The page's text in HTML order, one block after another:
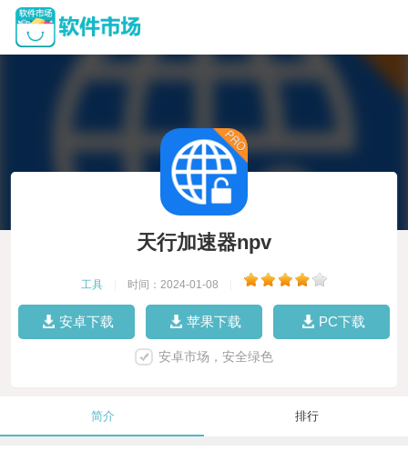
天行加速器npv
工具 时间：2024-01-08
安卓下载 苹果下载 PC下载
安卓市场，安全绿色
简介 排行